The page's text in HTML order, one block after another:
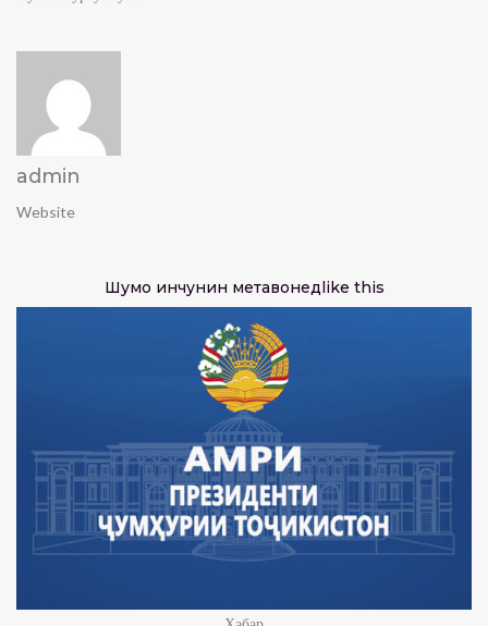
admin
Website
Шумо инчунин метавонедlike this